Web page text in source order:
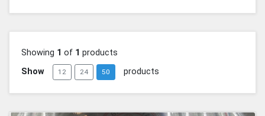
Showing 1 of 1 products
Show
12 24 50 products